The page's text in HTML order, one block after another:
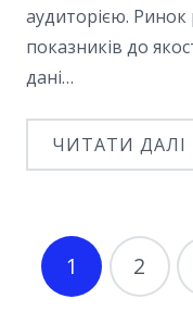
аудиторією. Ринок
показників до
дані…
ЧИТАТИ ДАЛІ
1 2